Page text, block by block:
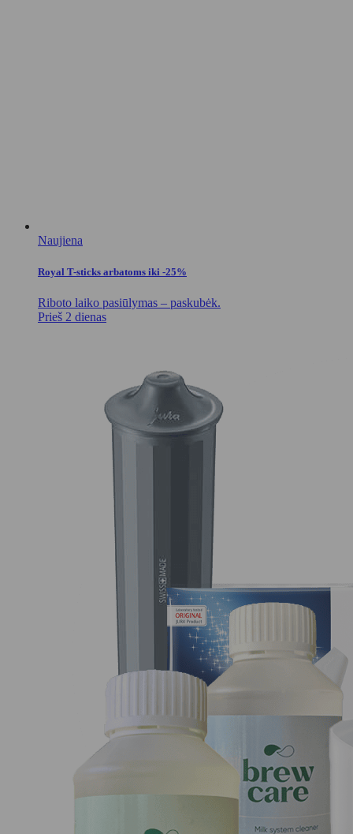
Naujiena
Royal T-sticks arbatoms iki -25%
Riboto laiko pasiūlymas – paskubėk.
Prieš 2 dienas